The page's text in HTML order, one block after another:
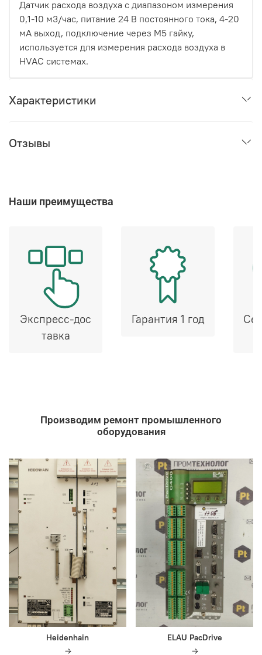
Датчик расхода воздуха с диапазоном измерения
0,1-10 м3/час, питание 24 В постоянного тока, 4-20
мА выход, подключение через M5 гайку,
используется для измерения расхода воздуха в
HVAC системах.
Характеристики
Отзывы
Наши преимущества
Экспресс-дос
тавка
Гарантия 1 год
Производим ремонт промышленного
оборудования
Heidenhain ELAU PacDrive